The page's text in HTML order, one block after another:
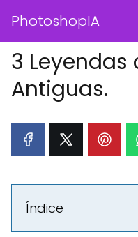
PhotoshopIA
3 Leyendas
Antiguas.
Índice